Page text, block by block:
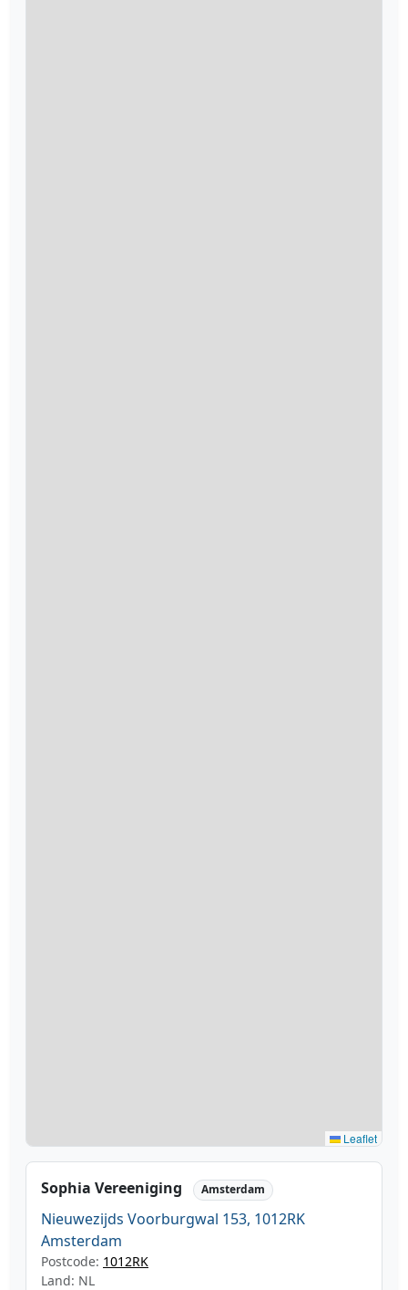
Leaflet
Sophia Vereeniging Amsterdam
Nieuwezijds Voorburgwal 153, 1012RK
Amsterdam
Postcode: 1012RK
Land: NL